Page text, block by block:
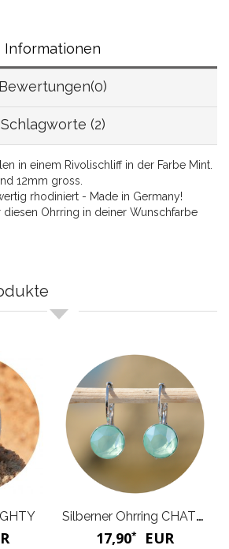
Informationen
Bewertungen(0)
Schlagworte (2)
in einem Rivolischliff in der Farbe Mint.
12mm gross.
rhodiniert - Made in Germany!
diesen Ohrring in deiner Wunschfarbe
Silberner Ohrring CHATON
17,90* EUR